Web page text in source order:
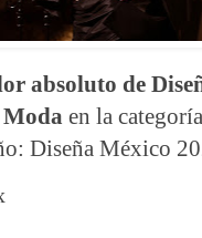
absoluto de
en la
Diseña México